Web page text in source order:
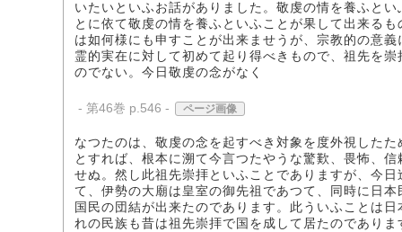
いたいといふお話がありました。敬虔の情を養ふと
とに依て敬虔の情を養ふといふことが果して出来る
は如何様にも申すことが出来ませうが、宗教的の意
霊的実在に対して初めて起り得べきもので、祖先を
のでない。今日敬虔の念がなく
- 第46巻 p.546 - ページ画像
なつたのは、敬虔の念を起すべき対象を度外視した
とすれば、根本に溯て今言つたやうな驚歎、畏怖、
せぬ。然し此祖先崇拝といふことでありますが、今
て、伊勢の大廟は皇室の御先祖であつて、同時に日
国民の団結が出来たのであります。此ういふことは
れの民族も昔は祖先崇拝で国を成して居たのであり